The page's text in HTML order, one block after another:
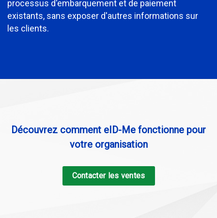
processus d'embarquement et de paiement
existants, sans exposer d'autres informations sur
les clients.
Découvrez comment eID-Me fonctionne pour
votre organisation
Contacter les ventes